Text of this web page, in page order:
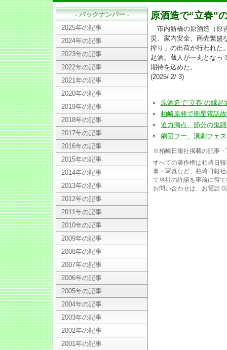
原酒造で“立春”
市内新橋の原酒造（原
災、家内安全、商売繁盛
搾り」の出荷が行われた
起酒。蔵人が一丸となっ
期待を込めた。
(2025/ 2/ 3)
原酒造で“立春”の縁
柏崎原発で衛星電話
迫力満点、節分の鬼
劇団フー、演劇フェ
※柏崎日報社掲載の記事
すべての著作権は柏崎日
事・写真など、柏崎日報
て当社の許諾を事前に得
お問い合わせは、お電話
- バックナンバー -
2025年の記事
2024年の記事
2023年の記事
2022年の記事
2021年の記事
2020年の記事
2019年の記事
2018年の記事
2017年の記事
2016年の記事
2015年の記事
2014年の記事
2013年の記事
2012年の記事
2011年の記事
2010年の記事
2009年の記事
2008年の記事
2007年の記事
2006年の記事
2005年の記事
2004年の記事
2003年の記事
2002年の記事
2001年の記事